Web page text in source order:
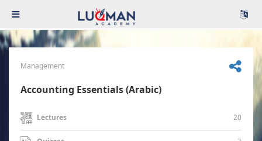
Management
Accounting Essentials (Arabic)
Lectures 20